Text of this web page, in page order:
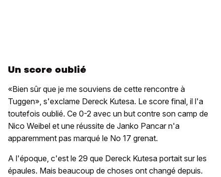
Un score oublié
«Bien sûr que je me souviens de cette rencontre à
Tuggen», s'exclame Dereck Kutesa. Le score final, il l'a
toutefois oublié. Ce 0-2 avec un but contre son camp de
Nico Weibel et une réussite de Janko Pancar n'a
apparemment pas marqué le No 17 grenat.
A l'époque, c'est le 29 que Dereck Kutesa portait sur les
épaules. Mais beaucoup de choses ont changé depuis.